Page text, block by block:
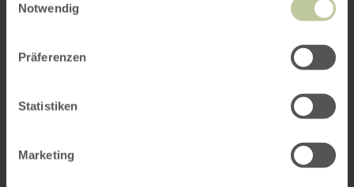
Notwendig
Präferenzen
Statistiken
Marketing